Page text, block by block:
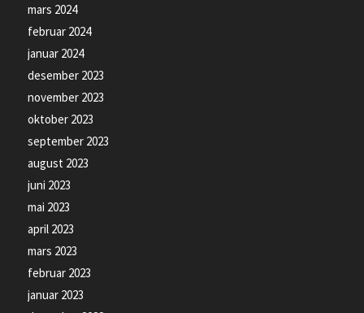
mars 2024
februar 2024
januar 2024
desember 2023
november 2023
oktober 2023
september 2023
august 2023
juni 2023
mai 2023
april 2023
mars 2023
februar 2023
januar 2023